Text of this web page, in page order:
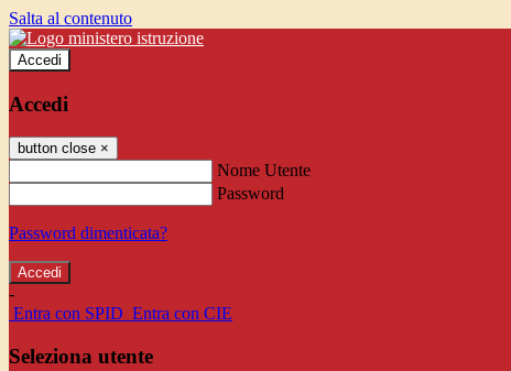
Salta al contenuto
Accedi
Accedi
button close ×
Nome Utente
Password
Password dimenticata?
-
Entra con SPID Entra con CIE
Seleziona utente